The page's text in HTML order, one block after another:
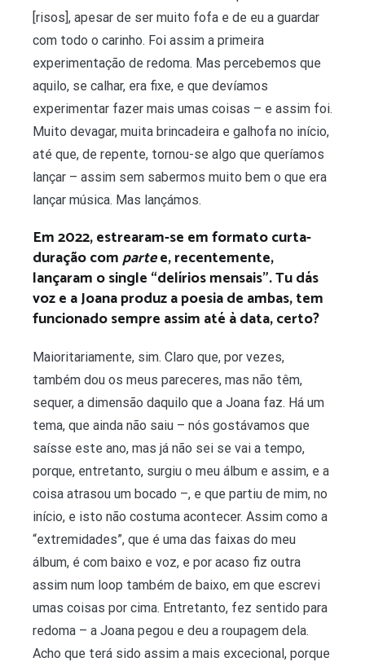
[risos], apesar de ser muito fofa e de eu a guardar
com todo o carinho. Foi assim a primeira
experimentação de redoma. Mas percebemos que
aquilo, se calhar, era fixe, e que devíamos
experimentar fazer mais umas coisas – e assim foi.
Muito devagar, muita brincadeira e galhofa no início,
até que, de repente, tornou-se algo que queríamos
lançar – assim sem sabermos muito bem o que era
lançar música. Mas lançámos.
Em 2022, estrearam-se em formato curta-
duração compartee, recentemente,
lançaram o single “delírios mensais”. Tu dás
voz e a Joana produz a poesia de ambas, tem
funcionado sempre assim até à data, certo?
Maioritariamente, sim. Claro que, por vezes,
também dou os meus pareceres, mas não têm,
sequer, a dimensão daquilo que a Joana faz. Há um
tema, que ainda não saiu – nós gostávamos que
saísse este ano, mas já não sei se vai a tempo,
porque, entretanto, surgiu o meu álbum e assim, e a
coisa atrasou um bocado –, e que partiu de mim, no
início, e isto não costuma acontecer. Assim como a
“extremidades”, que é uma das faixas do meu
álbum, é com baixo e voz, e por acaso fiz outra
assim num loop também de baixo, em que escrevi
umas coisas por cima. Entretanto, fez sentido para
redoma – a Joana pegou e deu a roupagem dela.
Acho que terá sido assim a mais excecional, porque